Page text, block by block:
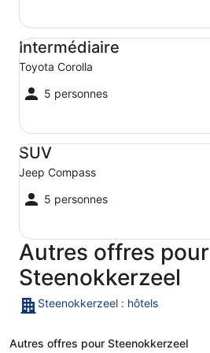
Intermédiaire
Toyota Corolla
5 personnes
Intermédiaire Toyota Corolla
SUV
Jeep Compass
5 personnes
SUV Jeep Compass
Autres offres pour
Steenokkerzeel
Steenokkerzeel : hôtels
Autres offres pour Steenokkerzeel